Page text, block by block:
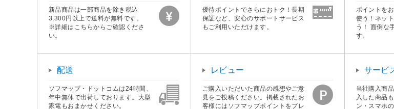
新品商品は一部商品を除き税込
3,300円以上で送料が無料です。
※詳細はこちらからご確認くださ
い。
優待ポイントでさらにおトク！長期
保証など、安心のサポートサービス
もご利用いただけます。
ポイントを
使う！ネッ
う！ 面倒な
す。
配送
ソフマップ・ドットコムは24時間、
年中無休で出荷しております。大型
家電もおまかせください。
レビュー
ご購入いただいた商品の感想やご意
見をご投稿ください。掲載されたお
客様にはソフマップポイントをプレ
サービ
当社購入商
入した商品
ン・スマホ